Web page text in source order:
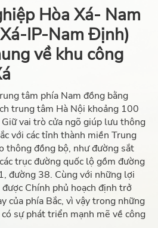
Hòa Xá- Nam
IP-Nam Định)
về khu công
tâm phía Nam đồng bằng
trung tâm Hà Nội khoảng 100
vai trò cửa ngõ giúp lưu thông
với các tỉnh thành miền Trung
thông đồng bộ, như đường sắt
trục đường quốc lộ gồm đường
đường 38. Cùng với những lợi
Chính phủ hoạch định trở
của phía Bắc, vì vậy trong những
sự phát triển mạnh mẽ về công